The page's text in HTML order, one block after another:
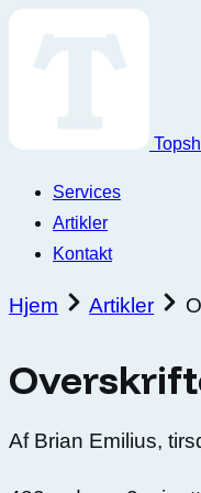
Services
Artikler
Kontakt
Hjem Artikler
Af Brian Emilius,